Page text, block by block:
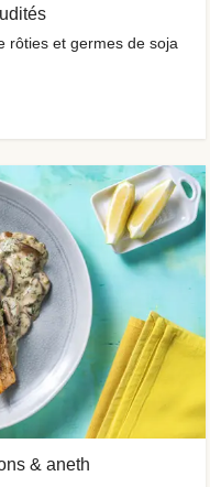
rôties et germes de soja
& aneth